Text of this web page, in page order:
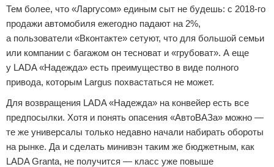
Тем более, что «Ларгусом» единым сыт не будешь: с 2018-го
продажи автомобиля ежегодно падают на 2%,
а пользователи «Вконтакте» сетуют, что для большой семьи
или компании с багажом он тесноват и «грубоват». А еще
у LADA «Надежда» есть преимущество в виде полного
привода, которым Largus похвастаться не может.
Для возвращения LADA «Надежда» на конвейер есть все
предпосылки. Хотя и понять опасения «АвтоВАЗа» можно —
те же универсалы только недавно начали набирать обороты
на рынке. Да и сделать минивэн таким же бюджетным, как
LADA Granta, не получится — класс уже повыше